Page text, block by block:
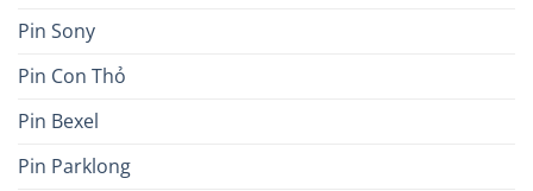
Pin Sony
Pin Con Thỏ
Pin Bexel
Pin Parklong